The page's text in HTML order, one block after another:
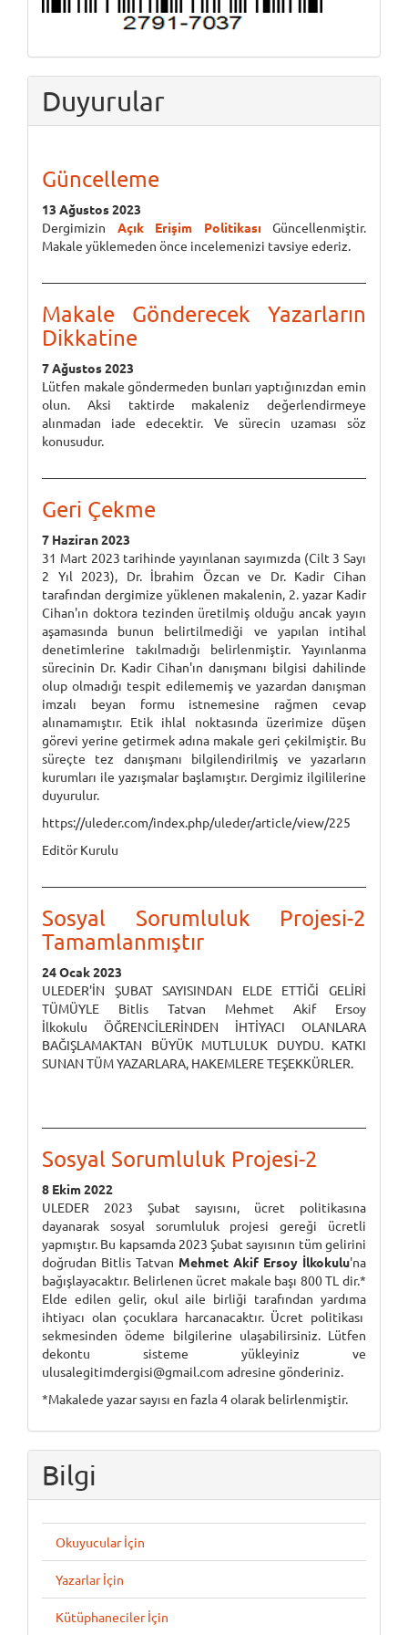
Duyurular
Güncelleme
13 Ağustos 2023
Dergimizin Açık Erişim Politikası Güncellenmiştir.
Makale yüklemeden önce incelemenizi tavsiye ederiz.
Makale Gönderecek Yazarların
Dikkatine
7 Ağustos 2023
Lütfen makale göndermeden bunları yaptığınızdan emin
olun. Aksi taktirde makaleniz değerlendirmeye
alınmadan iade edecektir. Ve sürecin uzaması söz
konusudur.
Geri Çekme
7 Haziran 2023
31 Mart 2023 tarihinde yayınlanan sayımızda (Cilt 3 Sayı
2 Yıl 2023), Dr. İbrahim Özcan ve Dr. Kadir Cihan
tarafından dergimize yüklenen makalenin, 2. yazar Kadir
Cihan'ın doktora tezinden üretilmiş olduğu ancak yayın
aşamasında bunun belirtilmediği ve yapılan intihal
denetimlerine takılmadığı belirlenmiştir. Yayınlanma
sürecinin Dr. Kadir Cihan'ın danışmanı bilgisi dahilinde
olup olmadığı tespit edilememiş ve yazardan danışman
imzalı beyan formu istnemesine rağmen cevap
alınamamıştır. Etik ihlal noktasında üzerimize düşen
görevi yerine getirmek adına makale geri çekilmiştir. Bu
süreçte tez danışmanı bilgilendirilmiş ve yazarların
kurumları ile yazışmalar başlamıştır. Dergimiz ilgililerine
duyurulur.
https://uleder.com/index.php/uleder/article/view/225
Editör Kurulu
Sosyal Sorumluluk Projesi-2
Tamamlanmıştır
24 Ocak 2023
ULEDER'İN ŞUBAT SAYISINDAN ELDE ETTİĞİ GELİRİ
TÜMÜYLE Bitlis Tatvan Mehmet Akif Ersoy
İlkokulu ÖĞRENCİLERİNDEN İHTİYACI OLANLARA
BAĞIŞLAMAKTAN BÜYÜK MUTLULUK DUYDU. KATKI
SUNAN TÜM YAZARLARA, HAKEMLERE TEŞEKKÜRLER.
Sosyal Sorumluluk Projesi-2
8 Ekim 2022
ULEDER 2023 Şubat sayısını, ücret politikasına
dayanarak sosyal sorumluluk projesi gereği ücretli
yapmıştır. Bu kapsamda 2023 Şubat sayısının tüm gelirini
doğrudan Bitlis Tatvan Mehmet Akif Ersoy İlkokulu'na
bağışlayacaktır. Belirlenen ücret makale başı 800 TL dir.*
Elde edilen gelir, okul aile birliği tarafından yardıma
ihtiyacı olan çocuklara harcanacaktır. Ücret politikası
sekmesinden ödeme bilgilerine ulaşabilirsiniz. Lütfen
dekontu sisteme yükleyiniz ve
ulusalegitimdergisi@gmail.com adresine gönderiniz.
*Makalede yazar sayısı en fazla 4 olarak belirlenmiştir.
Bilgi
Okuyucular İçin
Yazarlar İçin
Kütüphaneciler İçin